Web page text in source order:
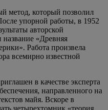
метод, который позволил
упорной работы, в 1952
авторской
«Древняя
Работа произвела
всемирно известной
в качестве эксперта
направленного на
майя. Вскоре в
четырехтомник «теория